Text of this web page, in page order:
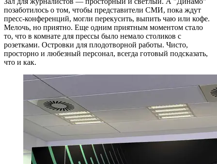
позаботилось о том, чтобы представители СМИ, пока ждут
пресс-конференций, могли перекусить, выпить чаю или кофе.
Мелочь, но приятно. Еще одним приятным моментом стало
то, что в комнате для прессы было немало столиков с
розетками. Островки для плодотворной работы. Чисто,
просторно и любезный персонал, всегда готовый подсказать,
что и как.